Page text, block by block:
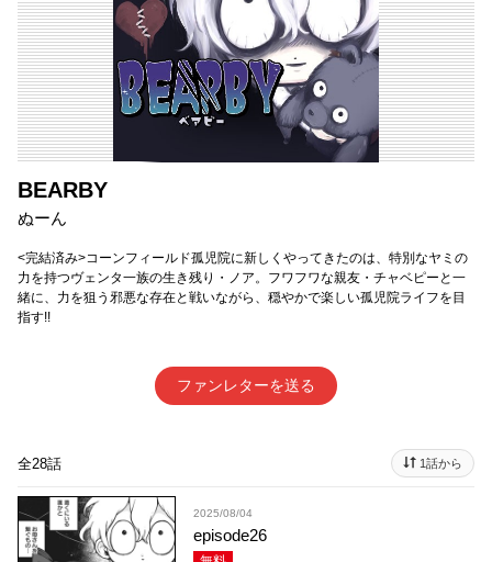
BEARBY
ぬーん
<完結済み>コーンフィールド孤児院に新しくやってきたのは、特別なヤミの
力を持つヴェンタ一族の生き残り・ノア。フワフワな親友・チャベピーと一
緒に、力を狙う邪悪な存在と戦いながら、穏やかで楽しい孤児院ライフを目
指す!!
ファンレターを送る
全28話 1話から
2025/08/04
episode26